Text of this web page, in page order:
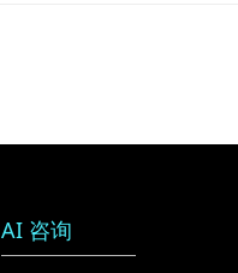
AI 咨询